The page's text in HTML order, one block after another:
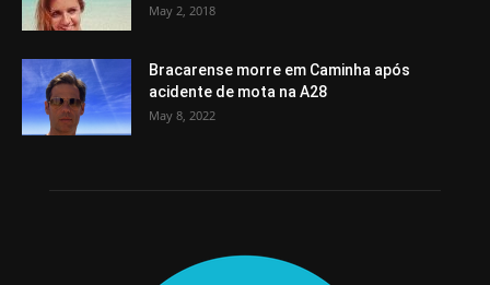
May 2, 2018
Bracarense morre em Caminha após
acidente de mota na A28
May 8, 2022